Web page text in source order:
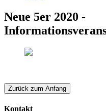
Neue 5er 2020 -
Zurück zum Anfang
Kontakt